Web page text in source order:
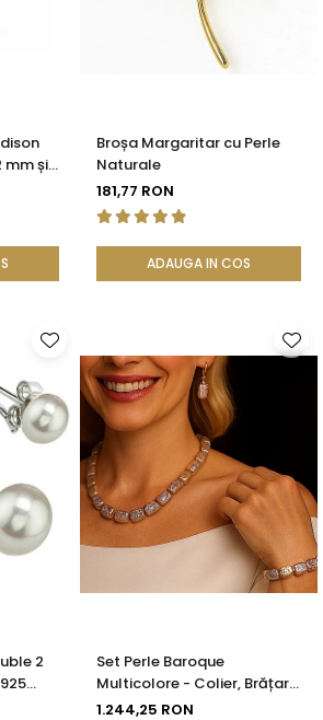
mm și
Broșa Margaritar cu Perle
Naturale
181,77 RON
ADAUGA IN COS
2
Set Perle Baroque
Multicolore - Colier, Brățară
și Cercei, Argint 925 |
1.244,25 RON